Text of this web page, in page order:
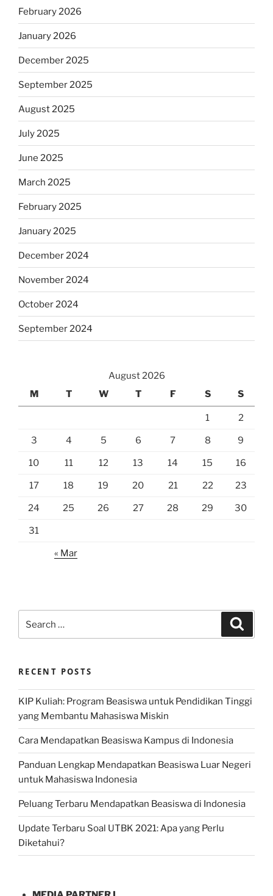
February 2026
January 2026
December 2025
September 2025
August 2025
July 2025
June 2025
March 2025
February 2025
January 2025
December 2024
November 2024
October 2024
September 2024
August 2026
M
T W T F S S
1 2
3 4 5 6 7 8 9
10 11 12 13 14 15 16
17 18 19 20 21 22 23
24 25 26 27 28 29 30
31
« Mar
for:
RECENT POSTS
KIP Kuliah: Program Beasiswa untuk Pendidikan Tinggi
yang Membantu Mahasiswa Miskin
Cara Mendapatkan Beasiswa Kampus di Indonesia
Panduan Lengkap Mendapatkan Beasiswa Luar Negeri
untuk Mahasiswa Indonesia
Peluang Terbaru Mendapatkan Beasiswa di Indonesia
Update Terbaru Soal UTBK 2021: Apa yang Perlu
Diketahui?